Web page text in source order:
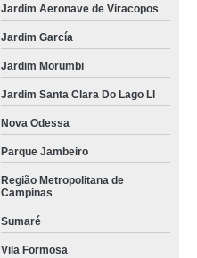
Jardim Aeronave de Viracopos
Jardim García
Jardim Morumbi
Jardim Santa Clara Do Lago Ll
Nova Odessa
Parque Jambeiro
Região Metropolitana de
Campinas
Sumaré
Vila Formosa